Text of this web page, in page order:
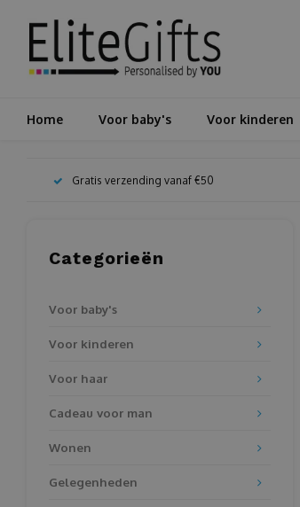
Home Voor baby's Voor kinderen
Gratis verzending vanaf €50
Categorieën
Voor baby's
Voor kinderen
Voor haar
Cadeau voor man
Wonen
Gelegenheden